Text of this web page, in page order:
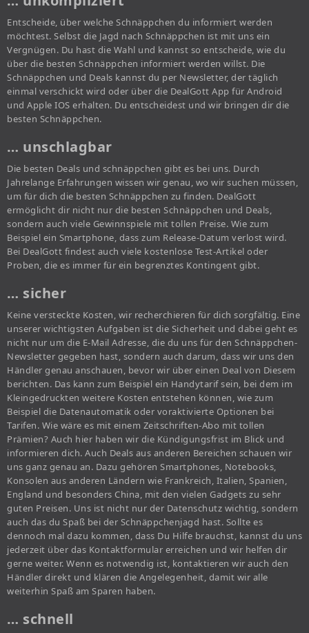
Entscheide, über welche Schnäppchen du informiert werden
möchtest. Selbst die Jagd nach Schnäppchen ist mit uns ein
Vergnügen. Du hast die Wahl und kannst so entscheide, wie du
über die besten Schnäppchen informiert werden willst. Die
Schnäppchen und Deals kannst du per Newsletter, der täglich
einmal verschickt wird oder über die DealGott App für Android
und Apple IOS erhalten. Du entscheidest und wir bringen dir die
besten Schnäppchen.
… unschlagbar
Die besten Deals und schnäppchen gibt es bei uns. Durch
Jahrelange Erfahrungen wissen wir genau, wo wir suchen müssen,
um für dich die besten Schnäppchen zu finden. DealGott
ermöglicht dir nicht nur die besten Schnäppchen und Deals,
sondern auch viele Gewinnspiele mit tollen Preise. Wie zum
Beispiel ein Smartphone, dass zum Release-Datum verlost wird.
Bei DealGott findest auch viele kostenlose Test-Artikel oder
Proben, die es immer für ein begrenztes Kontingent gibt.
… sicher
Keine versteckte Kosten, wir recherchieren für dich sorgfältig. Eine
unserer wichtigsten Aufgaben ist die Sicherheit und dabei geht es
nicht nur um die E-Mail Adresse, die du uns für den Schnäppchen-
Newsletter gegeben hast, sondern auch darum, dass wir uns den
Händler genau anschauen, bevor wir über einen Deal von Diesem
berichten. Das kann zum Beispiel ein Handytarif sein, bei dem im
Kleingedruckten weitere Kosten entstehen können, wie zum
Beispiel die Datenautomatik oder voraktivierte Optionen bei
Tarifen. Wie wäre es mit einem Zeitschriften-Abo mit tollen
Prämien? Auch hier haben wir die Kündigungsfrist im Blick und
informieren dich. Auch Deals aus anderen Bereichen schauen wir
uns ganz genau an. Dazu gehören Smartphones, Notebooks,
Konsolen aus anderen Ländern wie Frankreich, Italien, Spanien,
England und besonders China, mit den vielen Gadgets zu sehr
guten Preisen. Uns ist nicht nur der Datenschutz wichtig, sondern
auch das du Spaß bei der Schnäppchenjagd hast. Sollte es
dennoch mal dazu kommen, dass Du Hilfe brauchst, kannst du uns
jederzeit über das Kontaktformular erreichen und wir helfen dir
gerne weiter. Wenn es notwendig ist, kontaktieren wir auch den
Händler direkt und klären die Angelegenheit, damit wir alle
weiterhin Spaß am Sparen haben.
… schnell